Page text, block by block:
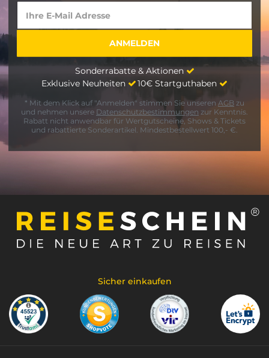
Sonderrabatte & Aktionen
Exklusive Neuheiten
10€ Startguthaben
* Mit dem Klick auf "Anmelden" stimmen Sie unseren AGB zu
und nehmen unsere Datenschutzbestimmungen zur Kenntnis.
Rabatt nicht anwendbar für Wertgutscheine, Shows & Tickets
und rabattierte Sonderartikel. Mindestbestellwert 100,- €.
Sicher einkaufen